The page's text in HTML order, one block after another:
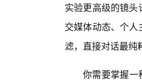
实验更高级的镜
交媒体动态、个
滤，直接对话最纯
你需要掌握一